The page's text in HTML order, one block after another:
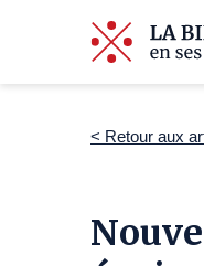
< Retour aux